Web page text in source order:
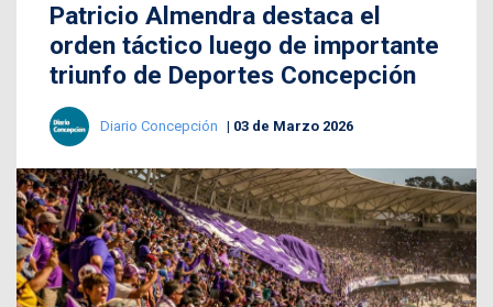
Patricio Almendra destaca el
orden táctico luego de importante
triunfo de Deportes Concepción
Diario Concepción 03 de Marzo 2026